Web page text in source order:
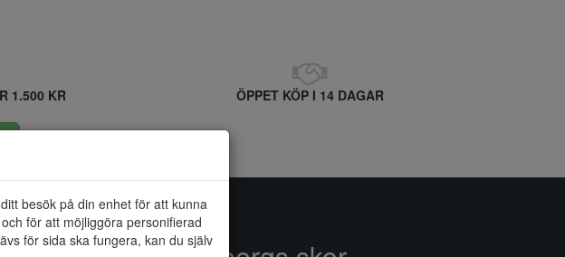
1.500 KR ÖPPET KÖP I 14 DAGAR
besök på din enhet för att kunna
för att möjliggöra personifierad
för sida ska fungera, kan du själv